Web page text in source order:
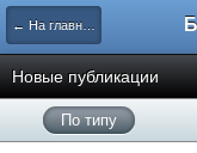
← На главную
Новые публикации
По типу